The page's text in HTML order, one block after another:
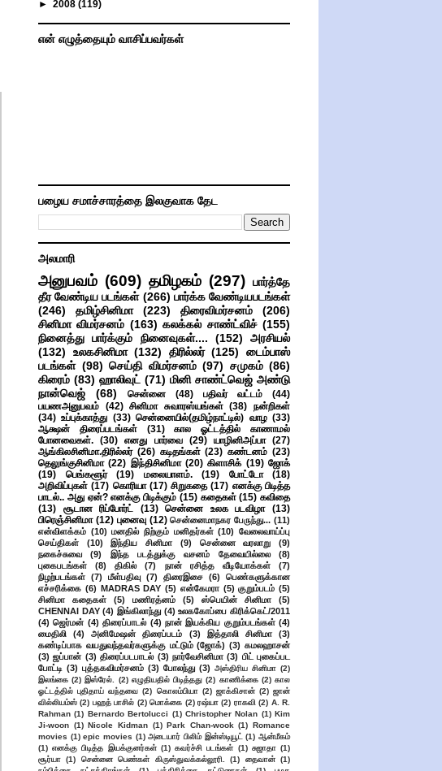
► 2008 (119)
என் எழுத்தையும் வாசிப்பவர்கள்
பழைய சமாச்சாரத்தை இலகுவாக தேட
அலமாரி
அனுபவம் (609) தமிழகம் (297) பார்த்தே
தீர வேண்டிய படங்கள் (266) பார்க்க வேண்டியபடங்கள்
(246)
தமிழ்சினிமா (223) திரைவிமர்சனம்
(206)
சினிமா விமர்சனம் (163) கலக்கல் சாண்ட்விச் (155)
நினைத்து பார்க்கும் நினைவுகள்....
(152)
அரசியல்
(132)
உலகசினிமா (132) திரில்லர் (125)
டைம்பாஸ்
படங்கள் (98) செய்தி விமர்சனம் (97) சமுகம் (86)
கிரைம் (83) ஹாலிவுட் (71) மினி சாண்ட்வெஜ் அண்டு
நான்வெஜ்
(68) சென்னை (48) பதிவர் வட்டம்
(44)
பயணஅனுபவம் (42) சினிமா சுவாரஸ்யங்கள் (38) நன்றிகள்
(34) உப்புக்காத்து (33) சென்னையில்(தமிழ்நாட்டில்) வாழ (33)
ஆக்ஷன் திரைப்படங்கள்
(31)
கால ஓட்டத்தில் காணாமல்
போனவைகள். (30) எனது பார்வை (29) யாழினிஅப்பா (27)
ஆங்கிலசினிமா.திரில்லர் (26) கடிதங்கள் (23) கண்டனம் (23)
தெலுங்குசினிமா (22) இந்திசினிமா (20) கிளாசிக் (19) ஜோக்
(19)
பெங்களூர் (19) மலையாளம். (19) போட்டோ
(18)
அறிவிப்புகள் (17) கொரியா (17) சிறுகதை (17) எனக்கு பிடித்த
பாடல்.. அது ஏன்? எனக்கு பிடிக்கும் (15) கதைகள் (15) கவிதை
(13)
சூடான ரிப்போர்ட் (13) சென்னை உலக படவிழா
(13)
பிரெஞ்சினிமா (12) புனைவு (12) சென்னைமாநகர பேருந்து... (11)
என்விளக்கம் (10) மனதில் நிற்கும் மனிதர்கள் (10) வேலைவாய்ப்பு
செய்திகள்
(10) இந்திய சினிமா (9) சென்னை வரலாறு
(9)
நகைச்சுவை
(9) இந்த படத்துக்கு வசனம் தேவையில்லை
(8)
புகைபடங்கள்
(8) திகில் (7) நான் ரசித்த வீடியோக்கள்
(7)
நிழற்படங்கள் (7) மீள்பதிவு (7) திரைஇசை (6)
பெண்களுக்கான
எச்சரிக்கை (6) MADRAS DAY (5) என்கேமரா (5) குறும்படம் (5)
சினிமா கதைகள்
(5) மணிரத்னம் (5) ஸ்பெயின் சினிமா
(5)
CHENNAI DAY (4) இங்கிலாந்து (4) உலககோப்பை கிரிக்கெட்/2011
(4) ஜெர்மன் (4) திரைப்பாடல் (4) நான் இயக்கிய குறும்படங்கள் (4)
மைதிலி
(4) அனிமேஷன் திரைப்படம் (3) இத்தாலி சினிமா
(3)
கண்டிப்பாக வயதுவந்தவர்களுக்கு மட்டும் (ஜோக்) (3) கமலஹாசன்
(3) ஜப்பான் (3) திரைப்படபாடல் (3) நார்வேசினிமா (3) பிட் புகைப்பட
போட்டி (3) புத்தகவிமர்சனம் (3) போலந்து (3) அஸ்திரிய சினிமா (2)
இலங்கை (2) இஸ்ரேல். (2) எழுதியதில் பிடித்தது (2) காணிக்கை (2) கால
ஓட்டத்தில் புதிதாய் வந்தவை (2) கொலம்பியா (2) ஜாக்கிசான் (2) ஜான்
வில்லியம்ஸ் (2) பஹத் பாசில் (2) மொக்கை (2) ரஷ்யா (2) ராகவி (2) A. R.
Rahman (1) Bernardo Bertolucci (1) Christopher Nolan (1) Kim
Ji-woon (1) Nicole Kidman (1) Park Chan-wook (1) Romance
movies (1) epic movies (1) அடையார் பிலிம் இன்ஸ்டியூட் (1) ஆன்மீகம்
(1) எனக்கு பிடித்த இயக்குனர்கள் (1) கவர்ச்சி படங்கள் (1) சுஜாதா (1)
சூர்யா (1) சென்னை பெண்கள் கிருஸ்துவக்கல்லூரி. (1) தைவான் (1)